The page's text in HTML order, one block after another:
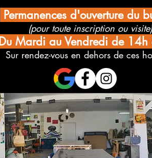
Permanences d'ouverture du
(pour toute inscription ou visite)
Du Mardi au Vendredi de
Sur rendez-vous en dehors de ces